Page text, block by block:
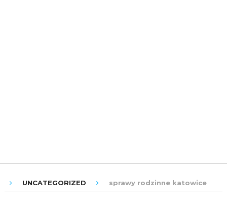
UNCATEGORIZED sprawy rodzinne katowice